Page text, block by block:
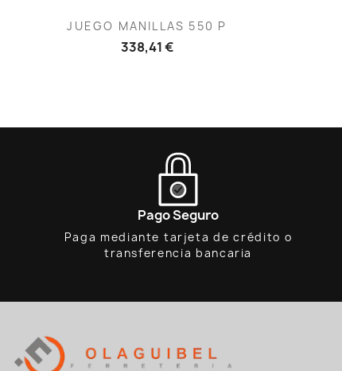
 Vista rápida
JUEGO MANILLAS 550 P
338,41 €
Pago Seguro
Paga mediante tarjeta de crédito o
transferencia bancaria